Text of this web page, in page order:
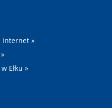
internet »
Ełku »